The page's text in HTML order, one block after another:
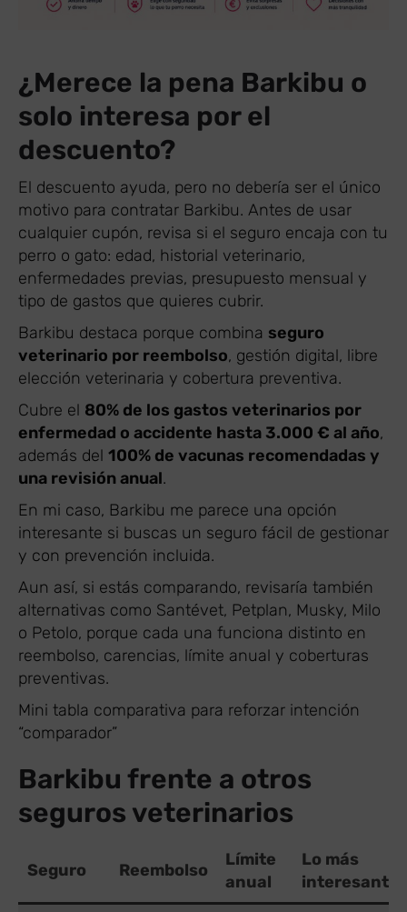
¿Merece la pena Barkibu o
solo interesa por el
descuento?
El descuento ayuda, pero no debería ser el único
motivo para contratar Barkibu. Antes de usar
cualquier cupón, revisa si el seguro encaja con tu
perro o gato: edad, historial veterinario,
enfermedades previas, presupuesto mensual y
tipo de gastos que quieres cubrir.
Barkibu destaca porque combina seguro
veterinario por reembolso, gestión digital, libre
elección veterinaria y cobertura preventiva.
Cubre el 80% de los gastos veterinarios por
enfermedad o accidente hasta 3.000 € al año,
además del 100% de vacunas recomendadas y
una revisión anual.
En mi caso, Barkibu me parece una opción
interesante si buscas un seguro fácil de gestionar
y con prevención incluida.
Aun así, si estás comparando, revisaría también
alternativas como Santévet, Petplan, Musky, Milo
o Petolo, porque cada una funciona distinto en
reembolso, carencias, límite anual y coberturas
preventivas.
Mini tabla comparativa para reforzar intención
“comparador”
Barkibu frente a otros
seguros veterinarios
Seguro Reembolso
Límite
anual
Lo más
interesante